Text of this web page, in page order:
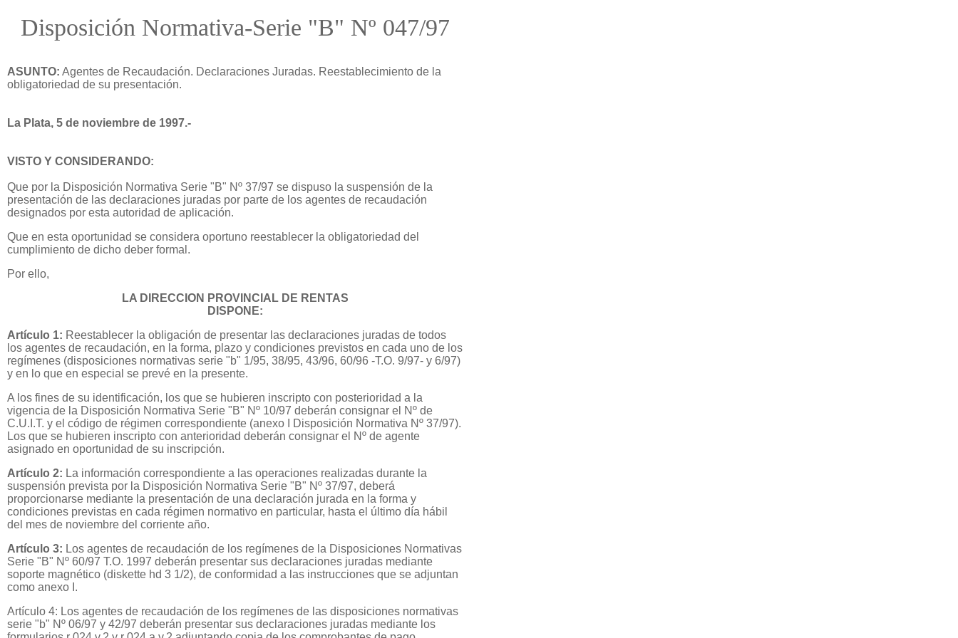
Disposición Normativa-Serie "B" Nº 047/97
ASUNTO: Agentes de Recaudación. Declaraciones Juradas. Reestablecimiento de la
obligatoriedad de su presentación.
La Plata, 5 de noviembre de 1997.-
VISTO Y CONSIDERANDO:
Que por la Disposición Normativa Serie "B" Nº 37/97 se dispuso la suspensión de la
presentación de las declaraciones juradas por parte de los agentes de recaudación
designados por esta autoridad de aplicación.
Que en esta oportunidad se considera oportuno reestablecer la obligatoriedad del
cumplimiento de dicho deber formal.
Por ello,
LA DIRECCION PROVINCIAL DE RENTAS
DISPONE:
Artículo 1: Reestablecer la obligación de presentar las declaraciones juradas de todos
los agentes de recaudación, en la forma, plazo y condiciones previstos en cada uno de los
regímenes (disposiciones normativas serie "b" 1/95, 38/95, 43/96, 60/96 -T.O. 9/97- y 6/97)
y en lo que en especial se prevé en la presente.
A los fines de su identificación, los que se hubieren inscripto con posterioridad a la
vigencia de la Disposición Normativa Serie "B" Nº 10/97 deberán consignar el Nº de
C.U.I.T. y el código de régimen correspondiente (anexo I Disposición Normativa Nº 37/97).
Los que se hubieren inscripto con anterioridad deberán consignar el Nº de agente
asignado en oportunidad de su inscripción.
Artículo 2: La información correspondiente a las operaciones realizadas durante la
suspensión prevista por la Disposición Normativa Serie "B" Nº 37/97, deberá
proporcionarse mediante la presentación de una declaración jurada en la forma y
condiciones previstas en cada régimen normativo en particular, hasta el último día hábil
del mes de noviembre del corriente año.
Artículo 3: Los agentes de recaudación de los regímenes de la Disposiciones Normativas
Serie "B" Nº 60/97 T.O. 1997 deberán presentar sus declaraciones juradas mediante
soporte magnético (diskette hd 3 1/2), de conformidad a las instrucciones que se adjuntan
como anexo I.
Artículo 4: Los agentes de recaudación de los regímenes de las disposiciones normativas
serie "b" Nº 06/97 y 42/97 deberán presentar sus declaraciones juradas mediante los